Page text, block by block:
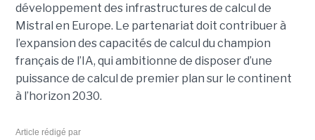
développement des infrastructures de calcul de
Mistral en Europe. Le partenariat doit contribuer à
l’expansion des capacités de calcul du champion
français de l’IA, qui ambitionne de disposer d’une
puissance de calcul de premier plan sur le continent
à l’horizon 2030.
Article rédigé par